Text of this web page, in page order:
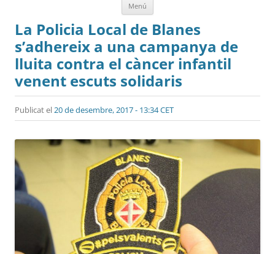
Menú
La Policia Local de Blanes
s’adhereix a una campanya de
lluita contra el càncer infantil
venent escuts solidaris
Publicat el20 de desembre, 2017 - 13:34 CET